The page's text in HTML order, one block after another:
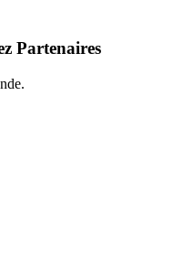
Partenaires